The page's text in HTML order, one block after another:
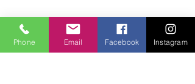
Phone Email Facebook Instagram